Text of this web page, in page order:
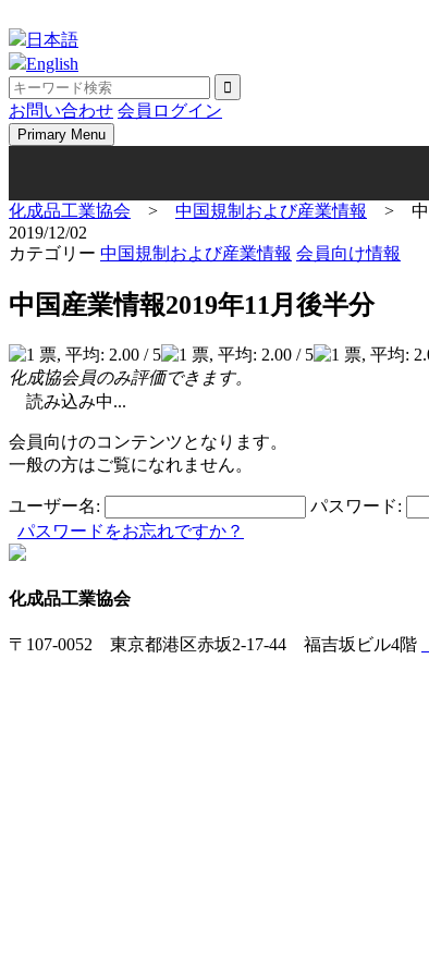
to
content
日本語
English
お問い合わせ 会員ログイン
Primary Menu
化成品工業協会 > 中国規制および産業情報 >
2019/12/02
カテゴリー 中国規制および産業情報 会員向け情報
中国産業情報2019年11月後半分
化成協会員のみ評価できます。
読み込み中...
会員向けのコンテンツとなります。
一般の方はご覧になれません。
ユーザー名: パスワード:
パスワードをお忘れですか？
化成品工業協会
〒107-0052 東京都港区赤坂2-17-44 福吉坂ビル4階